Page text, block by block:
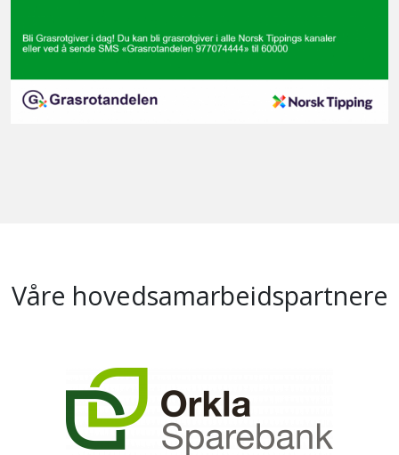
Våre hovedsamarbeidspartnere